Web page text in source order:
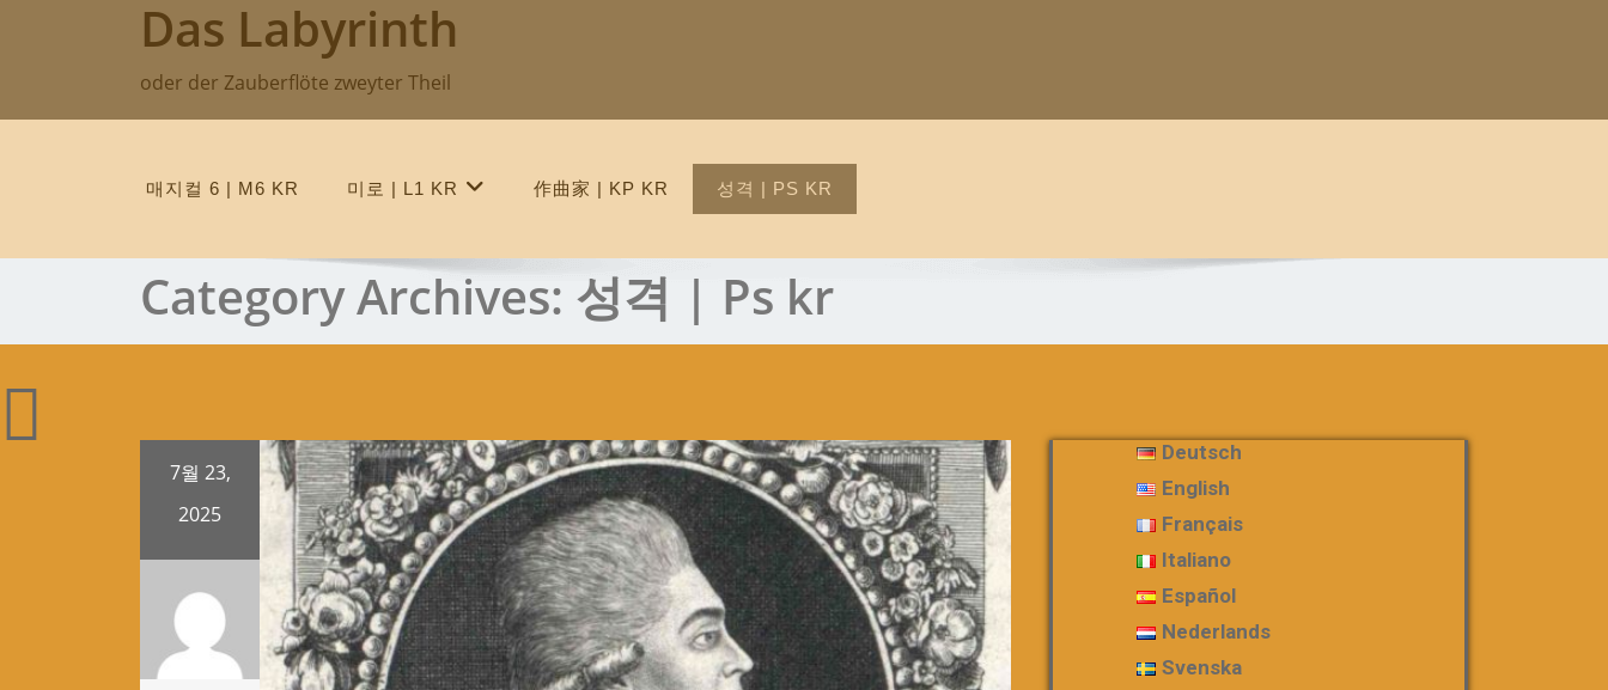
Das Labyrinth
oder der Zauberflöte zweyter Theil
매지컬 6 | M6 KR 미로 | L1 KR 作曲家 | KP KR 성격 | PS KR
Category Archives: 성격 | Ps kr
7월 23,
2025
Deutsch
English
Français
Italiano
Español
Nederlands
Svenska